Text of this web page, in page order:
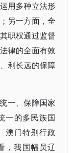
用多种立法形
另一方面，全
职权通过监督
律的全面有效
利长远的保障
一、保障国家
一的多民族国
澳门特别行政
，我国幅员辽